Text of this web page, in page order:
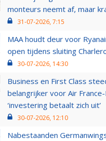
monteurs neemt af, maar
31-07-2026, 7:15
MAA houdt deur voor
open tijdens sluiting
30-07-2026, 14:30
Business en First Class
belangrijker voor Air France-
‘investering betaalt zich uit’
30-07-2026, 12:10
Nabestaanden